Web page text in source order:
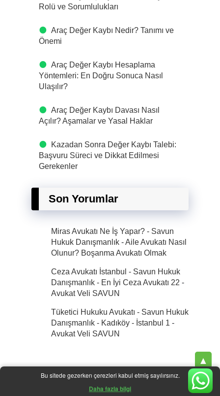
Rolü ve Sorumlulukları
Araç Değer Kaybı Nedir? Tanımı ve
Önemi
Araç Değer Kaybı Hesaplama
Yöntemleri: En Doğru Sonuca Nasıl
Ulaşılır?
Araç Değer Kaybı Davası Nasıl
Açılır? Aşamalar ve Yasal Haklar
Kazadan Sonra Değer Kaybı Talebi:
Başvuru Süreci ve Dikkat Edilmesi
Gerekenler
Son Yorumlar
Miras Avukatı Ne İş Yapar? - Savun
Hukuk Danışmanlık -Aile Avukatı Nasıl
Olunur? Boşanma Avukatı Olmak
Ceza Avukatı İstanbul - Savun Hukuk
Danışmanlık - En İyi Ceza Avukatı 22 -
Avukat Veli SAVUN
Tüketici Hukuku Avukatı - Savun Hukuk
Danışmanlık - Kadıköy - İstanbul 1 -
Avukat Veli SAVUN
Bu sitede gezerken çerezleri kabul etmiş sayılırsınız.
Daha fazla bilgi ×
▲
Savun Hukuk Danışmanlık | © 2025 |
|araç değer kaybı avukatı